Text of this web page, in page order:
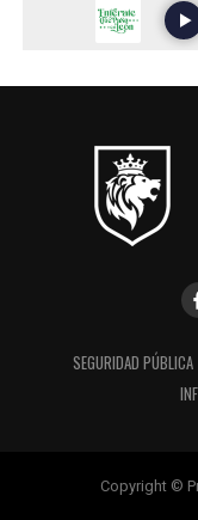
SEGURIDAD PÚBLICA
Copyright ©